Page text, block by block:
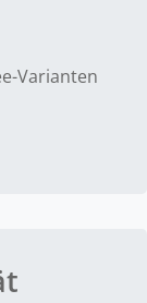
Varianten